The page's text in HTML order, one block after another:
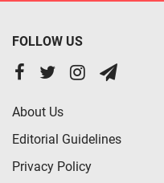
FOLLOW US
About Us
Editorial Guidelines
Privacy Policy